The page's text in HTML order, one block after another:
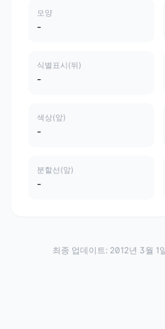
모양
-
식별표시(뒤)
-
색상(앞)
-
분할선(앞)
-
최종 업데이트: 2012년 3월 1